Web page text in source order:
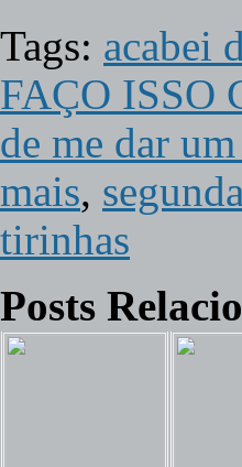
Tags: acabei
FAÇO ISSO
de me dar
mais,
tirinhas
Posts